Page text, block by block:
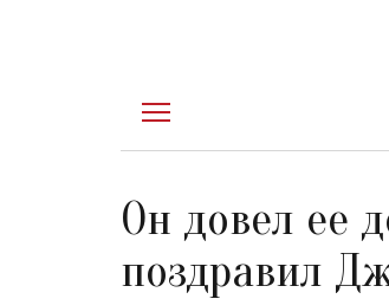
Он довел ее
поздравил